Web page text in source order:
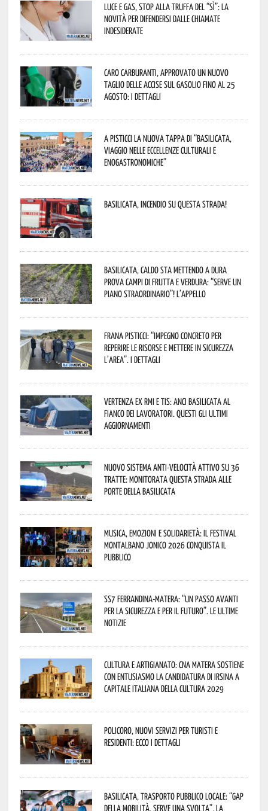
Luce e gas, stop alla truffa del “Sì”: la
novità per difendersi dalle chiamate
indesiderate
Caro carburanti, approvato un nuovo
taglio delle accise sul gasolio fino al 25
agosto: i dettagli
A Pisticci la nuova tappa di “Basilicata,
viaggio nelle eccellenze culturali e
enogastronomiche”
Basilicata, incendio su questa strada!
Basilicata, caldo sta mettendo a dura
prova campi di frutta e verdura: “Serve un
piano straordinario”! L’appello
Frana Pisticci: “Impegno concreto per
reperire le risorse e mettere in sicurezza
l’area”. I dettagli
Vertenza ex RMI e TIS: ANCI Basilicata al
fianco dei lavoratori. Questi gli ultimi
aggiornamenti
Nuovo sistema anti-velocità attivo su 36
tratte: monitorata questa strada alle
porte della Basilicata
Musica, emozioni e solidarietà: il Festival
Montalbano Jonico 2026 conquista il
pubblico
SS7 Ferrandina-Matera: “Un passo avanti
per la sicurezza e per il futuro”. Le ultime
notizie
Cultura e Artigianato: CNA Matera sostiene
con entusiasmo la candidatura di Irsina a
Capitale Italiana della Cultura 2029
Policoro, nuovi servizi per turisti e
residenti: ecco i dettagli
Basilicata, trasporto pubblico locale: “Gap
della mobilità, serve una svolta”. La